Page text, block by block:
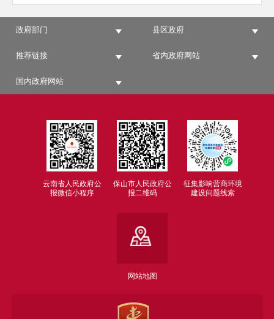
政府部门 县区政府
推荐链接 省内政府网站
国内政府网站
云南省人民政府公
报微信小程序
保山市人民政府公
报二维码
征集影响营商环境
建设问题线索
网站地图